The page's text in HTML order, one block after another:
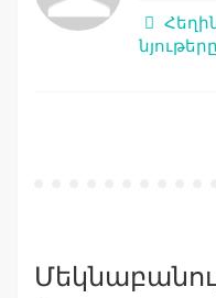
նյութերը